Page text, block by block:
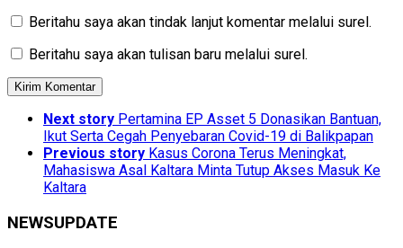
Beritahu saya akan tindak lanjut komentar melalui surel.
Beritahu saya akan tulisan baru melalui surel.
Next story Pertamina EP Asset 5 Donasikan Bantuan,
Ikut Serta Cegah Penyebaran Covid-19 di Balikpapan
Previous story Kasus Corona Terus Meningkat,
Mahasiswa Asal Kaltara Minta Tutup Akses Masuk Ke
Kaltara
NEWSUPDATE